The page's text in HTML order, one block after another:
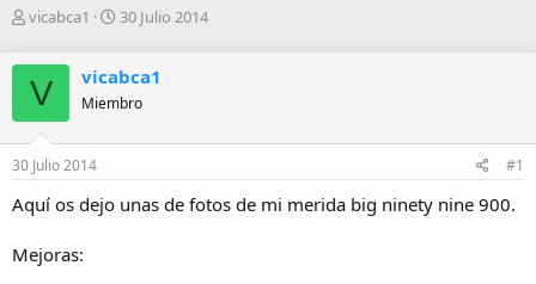
A
o
vicabca1
F
h
a
e
i
30 Julio 2014
V vicabca1
Miembro
30 Julio 2014 #1
Aquí os dejo unas de fotos de mi merida big ninety nine 900.
Mejoras: